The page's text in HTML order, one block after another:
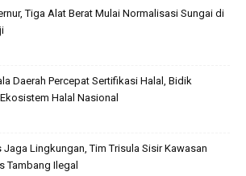
Tiga Alat Berat Mulai Normalisasi Sungai di
Daerah Percepat Sertifikasi Halal, Bidik
Halal Nasional
Jaga Lingkungan, Tim Trisula Sisir Kawasan
Tambang Ilegal